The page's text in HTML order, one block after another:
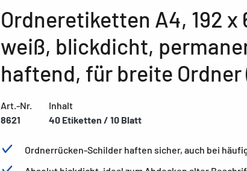
Ordneretiketten A4, 192 x
weiß, blickdicht,
haftend, für breite Ordner
Art.-Nr.
8621
Inhalt
40 Etiketten / 10 Blatt
Ordnerrücken-Schilder haften sicher, auch bei